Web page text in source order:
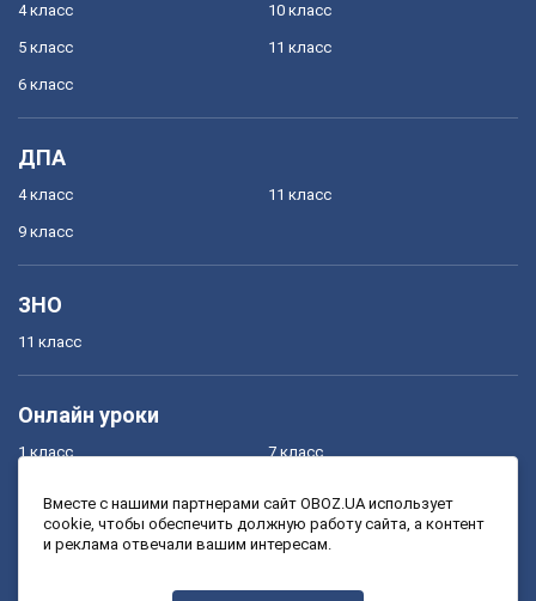
4 класс
5 класс
6 класс
10 класс
11 класс
ДПА
4 класс
9 класс
11 класс
ЗНО
11 класс
Онлайн уроки
1 класс
3 класс
7 класс
9 класс
Вместе с нашими партнерами сайт OBOZ.UA использует
cookie, чтобы обеспечить должную работу сайта, а контент
и реклама отвечали вашим интересам.